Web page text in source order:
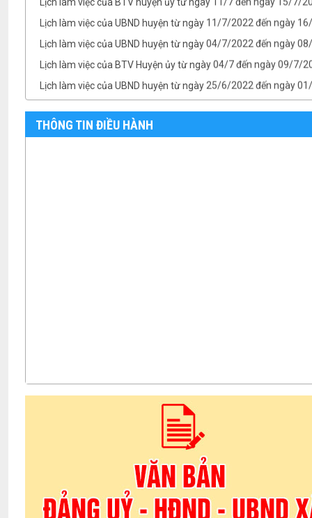
Lịch làm việc của UBND huyện từ ngày 11/7/2022 đến ngày
Lịch làm việc của UBND huyện từ ngày 04/7/2022 đến ngày
Lịch làm việc của BTV Huyện ủy từ ngày 04/7 đến ngày 09/7/
Lịch làm việc của UBND huyện từ ngày 25/6/2022 đến ngày
Lịch làm việc của TT HĐND huyện từ ngày 25/6 đến ngày 01/
Lịch làm việc của BTV Huyện ủy từ ngày 25/6 đến ngày 01/7/
TB- Ý kiến kết luận của Chủ tịch UBND huyện Phan Văn Linh
THÔNG TIN ĐIỀU HÀNH